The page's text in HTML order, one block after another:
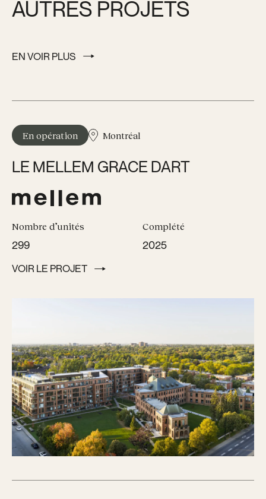
AUTRES PROJETS
EN VOIR PLUS
En opération Montréal
LE MELLEM GRACE DART
Nombre d’unités
299
Complété
2025
VOIR LE PROJET